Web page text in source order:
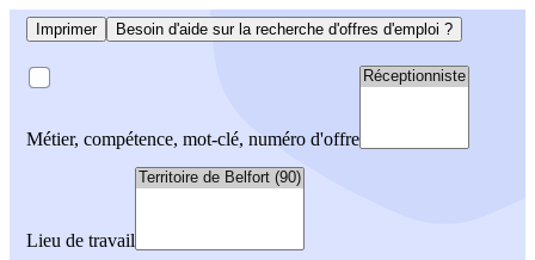
Imprimer Besoin d'aide sur la recherche d'offres d'emploi ?
Métier, compétence, mot-clé, numéro d'offre
Lieu de travail